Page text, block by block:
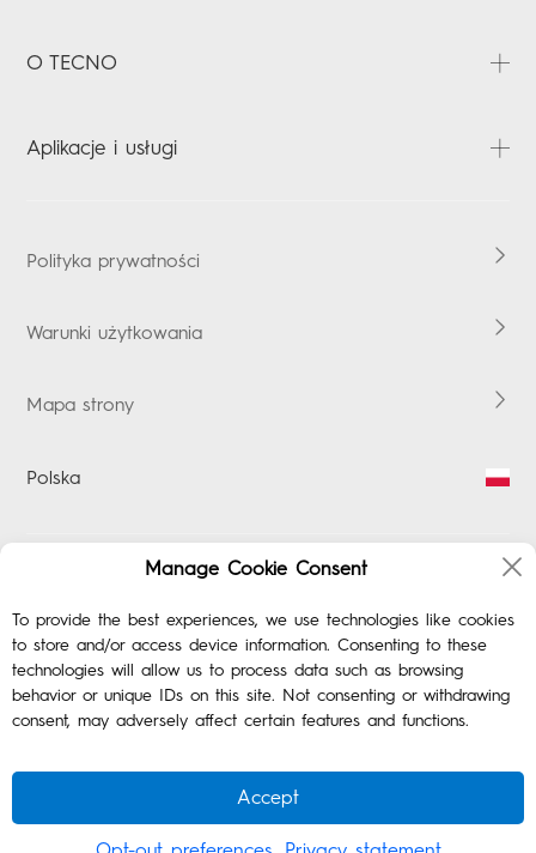
O TECNO
Aplikacje i usługi
Polityka prywatności
Warunki użytkowania
Mapa strony
Polska
Manage Cookie Consent
To provide the best experiences, we use technologies like cookies
to store and/or access device information. Consenting to these
technologies will allow us to process data such as browsing
behavior or unique IDs on this site. Not consenting or withdrawing
consent, may adversely affect certain features and functions.
Accept